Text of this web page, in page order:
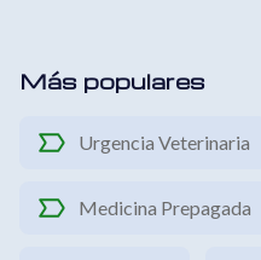
Más populares
Urgencia Veterinaria
Medicina Prepagada